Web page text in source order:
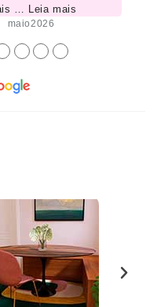
… Leia mais
maio2026
●●●